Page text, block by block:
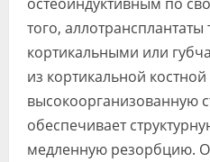
того,
кортикальными или
из кортикальной
высокоорганизованную
обеспечивает
медленную резорбцию.